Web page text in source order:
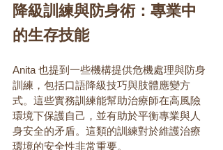
降級訓練與防身術：專業中
的生存技能
Anita 也提到一些機構提供危機處理與防身
訓練，包括口語降級技巧與肢體應變方
式。這些實務訓練能幫助治療師在高風險
環境下保護自己，並有助於平衡專業與人
身安全的矛盾。這類的訓練對於維護治療
環境的安全性非常重要。